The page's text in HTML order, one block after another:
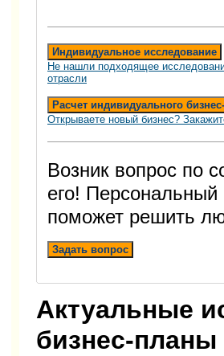
Индивидуальное исследование
Не нашли подходящее
отрасли
Расчет индивидуального
Открываете новый бизнес?
Возник вопрос по
его!
поможет решить
Задать вопрос
Актуальные
бизнес-планы